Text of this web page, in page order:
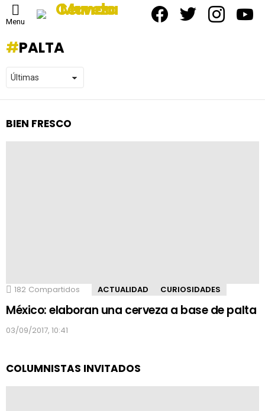
Menu
PALTA
BIEN FRESCO
182 Compartidos ACTUALIDAD CURIOSIDADES
México: elaboran una cerveza a base de palta
03/09/2017, 10:41
COLUMNISTAS INVITADOS